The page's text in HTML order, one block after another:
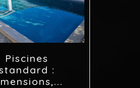
Piscines
: